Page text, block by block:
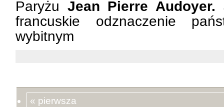
Paryżu Jean Pierre Audoyer.
francuskie odznaczenie
wybitnym
« pierwsza